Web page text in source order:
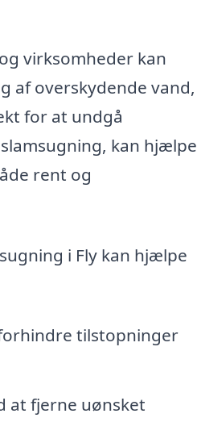
virksomheder kan
af overskydende vand,
for at undgå
kan hjælpe
rent og
i Fly kan hjælpe
tilstopninger
at fjerne uønsket